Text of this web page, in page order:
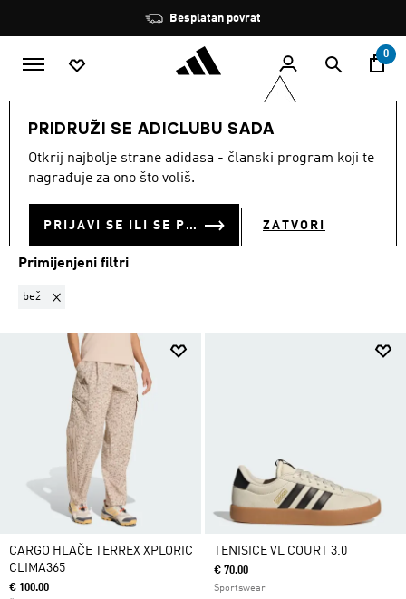
Zaustavi
rotaciju
Besplatan povrat
0
PRIDRUŽI SE ADICLUBU SADA
Otkrij najbolje strane adidasa - članski program koji te
nagrađuje za ono što voliš.
PRIJAVI SE ILI SE PRIDRUŽI SADA ZATVORI
LIFESTYLE POPULARNO
BEŽ·POPULARNO
Primijenjeni filtri
bež Ukloni filter Trenutno filtrirano prema BOJA: bež
CARGO HLAČE TERREX XPLORIC
CLIMA365
€ 100.00
TENISICE VL COURT 3.0
€ 70.00
Sportswear